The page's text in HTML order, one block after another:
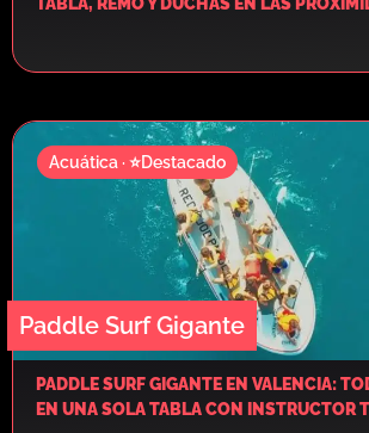
Paddle Surf Gigante
Acuática · ⭐Destacado
PADDLE SURF GIGANTE EN VALENCIA:
EN UNA SOLA TABLA CON INSTRUCTOR